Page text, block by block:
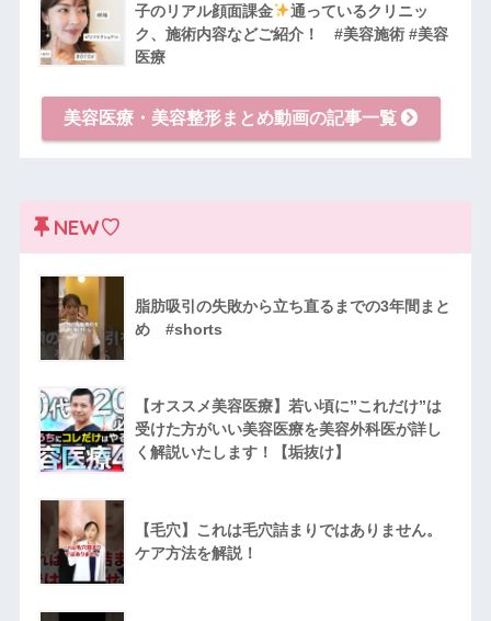
子のリアル顔面課金
通っているクリニッ
ク、施術内容などご紹介！ #美容施術 #美容
医療
美容医療・美容整形まとめ動画の記事一覧
NEW♡
脂肪吸引の失敗から立ち直るまでの3年間まと
め #shorts
【オススメ美容医療】若い頃に”これだけ”は
受けた方がいい美容医療を美容外科医が詳し
く解説いたします！【垢抜け】
【毛穴】これは毛穴詰まりではありません。
ケア方法を解説！